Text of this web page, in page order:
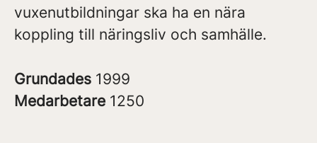
vuxenutbildningar ska ha en nära
koppling till näringsliv och samhälle.
Grundades 1999
Medarbetare 1250